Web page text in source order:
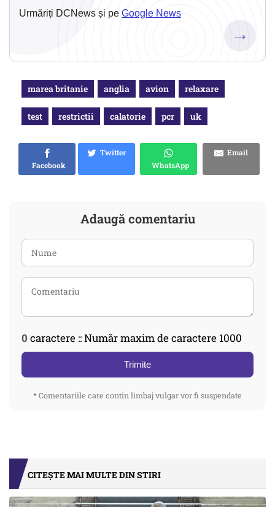
Urmăriți DCNews și pe Google News
→
marea britanie anglia avion relaxare
test restrictii calatorie pcr uk
Facebook
Twitter
WhatsApp
Email
Adaugă comentariu
0 caractere :: Număr maxim de caractere 1000
Trimite
* Comentariile care contin limbaj vulgar vor fi suspendate
CITEȘTE MAI MULTE DIN STIRI